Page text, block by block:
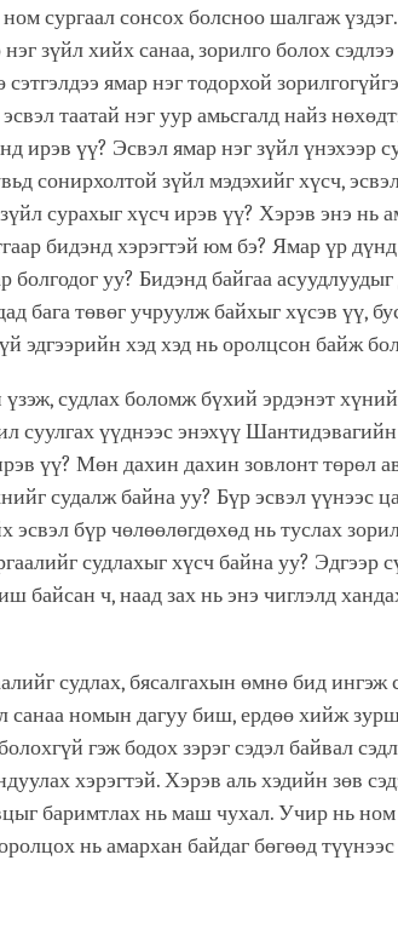
сургаал сонсох болсноо шалгаж
зүйл хийх санаа, зорилго болох
ямар нэг тодорхой
таатай нэг уур амьсгалд найз
ирэв үү? Эсвэл ямар нэг зүйл үнэхээр
сонирхолтой зүйл мэдэхийг хүсч,
сурахыг хүсч ирэв үү? Хэрэв энэ нь
бидэнд хэрэгтэй юм бэ? Ямар үр дүнд
уу? Бидэнд байгаа асуудлуудыг
бага төвөг учруулж байхыг хүсэв үү,
эдгээрийн хэд хэд нь оролцсон байж
судлах боломж бүхий эрдэнэт
суулгах үүднээс энэхүү Шантидэвагийн
үү? Мөн дахин дахин зовлонт төрөл
судалж байна уу? Бүр эсвэл үүнээс
эсвэл бүр чөлөөлөгдөхөд нь туслах
судлахыг хүсч байна уу? Эдгээр
байсан ч, наад зах нь энэ чиглэлд
судлах, бясалгахын өмнө бид ингэж
номын дагуу биш, ердөө хийж
гэж бодох зэрэг сэдэл байвал
хэрэгтэй. Хэрэв аль хэдийн зөв
баримтлах нь маш чухал. Учир нь ном
нь амархан байдаг бөгөөд